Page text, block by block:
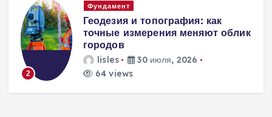
Вентиляция
Вентиляция
энергоэффективного дома:
современные инженерные
решения для пассивного
домостроения